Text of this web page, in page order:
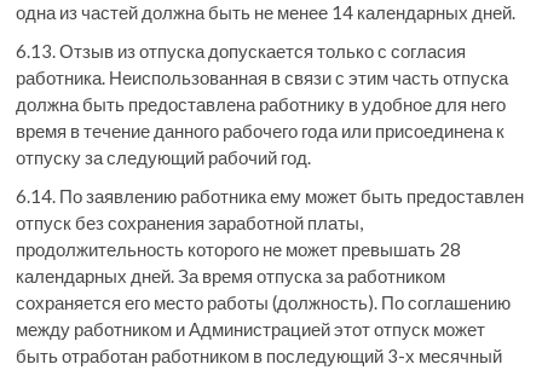
одна из частей должна быть не менее 14 календарных дней.
6.13. Отзыв из отпуска допускается только с согласия
работника. Неиспользованная в связи с этим часть отпуска
должна быть предоставлена работнику в удобное для него
время в течение данного рабочего года или присоединена к
отпуску за следующий рабочий год.
6.14. По заявлению работника ему может быть предоставлен
отпуск без сохранения заработной платы,
продолжительность которого не может превышать 28
календарных дней. За время отпуска за работником
сохраняется его место работы (должность). По соглашению
между работником и Администрацией этот отпуск может
быть отработан работником в последующий 3-х месячный